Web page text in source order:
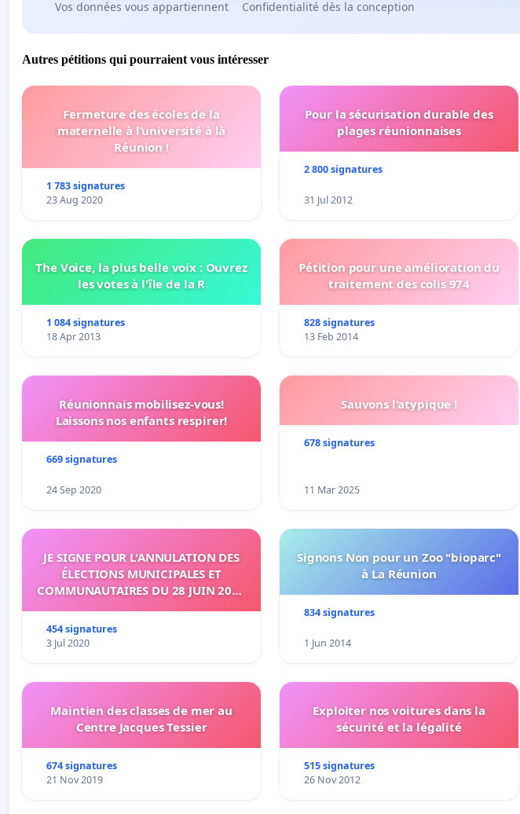
Vos données vous appartiennent Confidentialité dès la conception
Autres pétitions qui pourraient vous intéresser
Fermeture des écoles de la
maternelle à l’université à là
Réunion !
1 783 signatures
23 Aug 2020
Pour la sécurisation durable des
plages réunionnaises
2 800 signatures
31 Jul 2012
The Voice, la plus belle voix : Ouvrez
les votes à l'île de la R
1 084 signatures
18 Apr 2013
Pétition pour une amélioration du
traitement des colis 974
828 signatures
13 Feb 2014
Réunionnais mobilisez-vous!
Laissons nos enfants respirer!
669 signatures
24 Sep 2020
Sauvons l'atypique !
678 signatures
11 Mar 2025
JE SIGNE POUR L'ANNULATION DES
ÉLECTIONS MUNICIPALES ET
COMMUNAUTAIRES DU 28 JUIN 2020
454 signatures
3 Jul 2020
Signons Non pour un Zoo "bioparc"
à La Réunion
834 signatures
1 Jun 2014
Maintien des classes de mer au
Centre Jacques Tessier
674 signatures
21 Nov 2019
Exploiter nos voitures dans la
sécurité et la légalité
515 signatures
26 Nov 2012